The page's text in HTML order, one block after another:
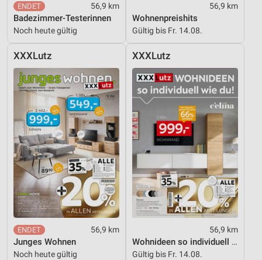
56,9 km
Badezimmer-Testerinnen
Noch heute gültig
56,9 km
Wohnenpreishits
Gültig bis Fr. 14.08.
XXXLutz
56,9 km
Junges Wohnen
Noch heute gültig
XXXLutz
56,9 km
Wohnideen so individuell wie du!
Gültig bis Fr. 14.08.